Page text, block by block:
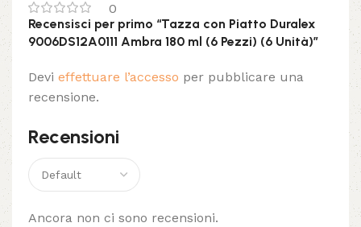
0
Recensioni
Ancora non ci sono recensioni.
Recensisci per primo “Tazza con Piatto Duralex
9006DS12A0111 Ambra 180 ml (6 Pezzi) (6 Unità)”
Devi effettuare l’accesso per pubblicare una
recensione.